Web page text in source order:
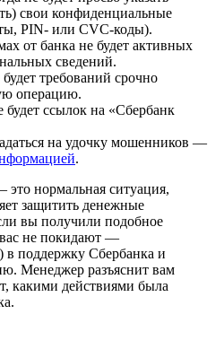
свои конфиденциальные
PIN- или CVC-коды).
от банка не будет активных
сведений.
требований срочно
операцию.
будет ссылок на «Сбербанк
на удочку мошенников —
.
нормальная ситуация,
защитить денежные
вы получили подобное
не покидают —
в поддержку Сбербанка и
Менеджер разъяснит вам
какими действиями была